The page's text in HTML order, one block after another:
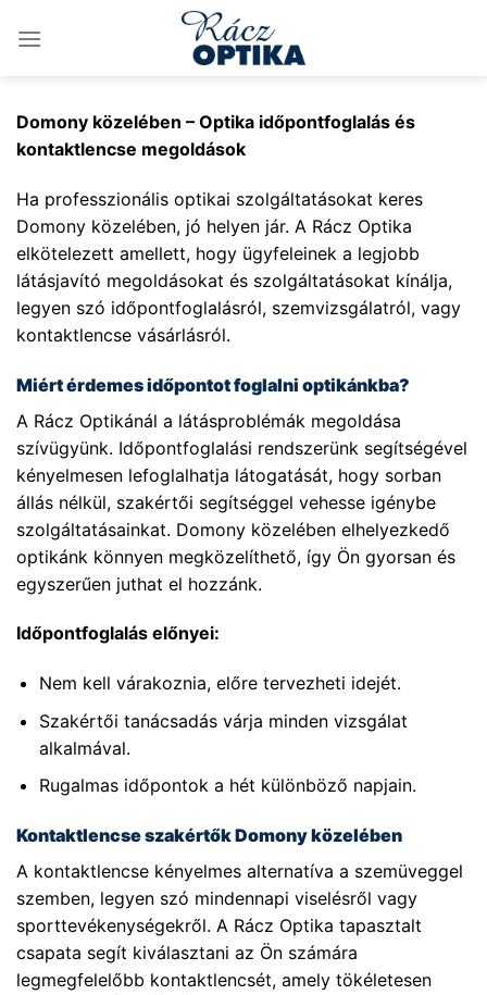
Domony közelében – Optika időpontfoglalás és
kontaktlencse megoldások
Ha professzionális optikai szolgáltatásokat keres
Domony közelében, jó helyen jár. A Rácz Optika
elkötelezett amellett, hogy ügyfeleinek a legjobb
látásjavító megoldásokat és szolgáltatásokat kínálja,
legyen szó időpontfoglalásról, szemvizsgálatról, vagy
kontaktlencse vásárlásról.
Miért érdemes időpontot foglalni optikánkba?
A Rácz Optikánál a látásproblémák megoldása
szívügyünk. Időpontfoglalási rendszerünk segítségével
kényelmesen lefoglalhatja látogatását, hogy sorban
állás nélkül, szakértői segítséggel vehesse igénybe
szolgáltatásainkat. Domony közelében elhelyezkedő
optikánk könnyen megközelíthető, így Ön gyorsan és
egyszerűen juthat el hozzánk.
Időpontfoglalás előnyei:
Nem kell várakoznia, előre tervezheti idejét.
Szakértői tanácsadás várja minden vizsgálat
alkalmával.
Rugalmas időpontok a hét különböző napjain.
Kontaktlencse szakértők Domony közelében
A kontaktlencse kényelmes alternatíva a szemüveggel
szemben, legyen szó mindennapi viselésről vagy
sporttevékenységekről. A Rácz Optika tapasztalt
csapata segít kiválasztani az Ön számára
legmegfelelőbb kontaktlencsét, amely tökéletesen